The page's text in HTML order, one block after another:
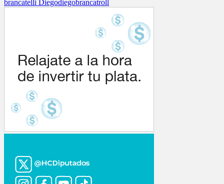
brancatelli Diegodiegobrancatroll